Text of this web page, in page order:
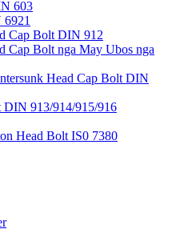
603
Cap Bolt DIN 912
Cap Bolt nga May Ubos nga
Head Cap Bolt DIN
DIN 913/914/915/916
Head Bolt IS0 7380